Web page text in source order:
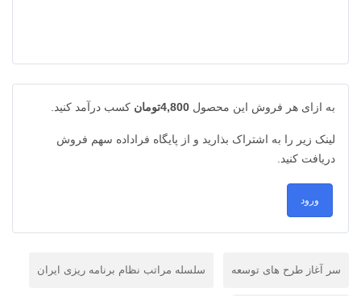
به ازای هر فروش این محصول 4,800تومان کسب درآمد کنید.
لینک زیر را به اشتراک بذارید و از پایگاه فراداده سهم فروش
دریافت کنید.
ورود
سر آغاز طرح های توسعه سلسله مراتب نظام برنامه ریزی ایران